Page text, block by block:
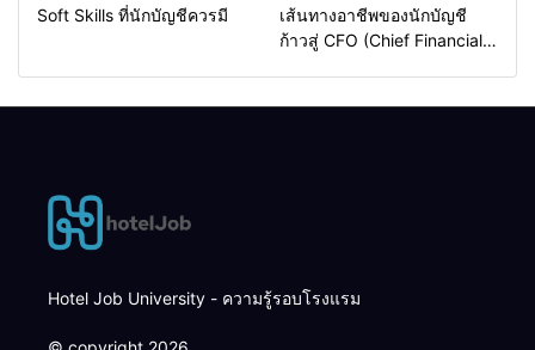
Soft Skills ที่นักบัญชีควรมี
เส้นทางอาชีพของนักบัญชี
ก้าวสู่ CFO (Chief Financial
Hotel Job University - ความรู้รอบโรงแรม